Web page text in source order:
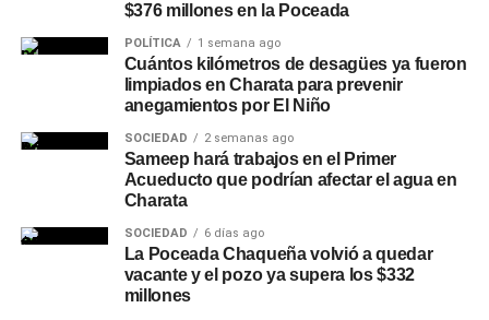
$376 millones en la Poceada
POLÍTICA 1 semana ago
Cuántos kilómetros de desagües ya fueron
limpiados en Charata para prevenir
anegamientos por El Niño
SOCIEDAD 2 semanas ago
Sameep hará trabajos en el Primer
Acueducto que podrían afectar el agua en
Charata
SOCIEDAD 6 días ago
La Poceada Chaqueña volvió a quedar
vacante y el pozo ya supera los $332
millones